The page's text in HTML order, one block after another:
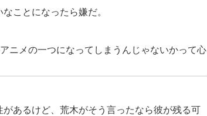
ことになったら嫌だ。
ニメの一つになってしまうんじゃないかって心
あるけど、荒木がそう言ったなら彼が残る可